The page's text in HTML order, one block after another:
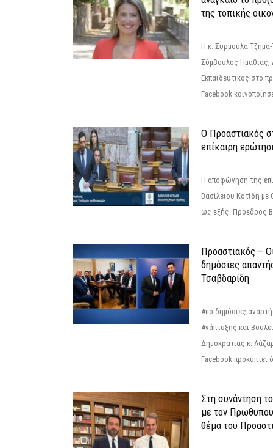
της τοπικής
Η κ. Συρμούλα
Σύμβουλος Ημαθίας,
Εκπαιδευτικός στο
Facebook
Ο Προαστιακός
επίκαιρη
Η αποφώνηση της
Βασίλειου Κοτίδη με
ως εξής: Πρόεδρος
Προαστιακός –
δημόσιες
Τσαβδαρίδη
Από δημόσιες
Ανάπτυξης και
Δημοκρατίας κ.
Facebook προκύπτει
Στη συνάντηση
με τον
θέμα του